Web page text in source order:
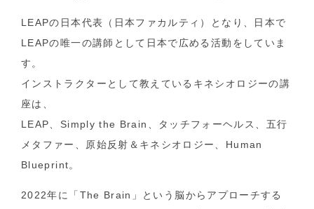
LEAPの日本代表（日本ファカルティ）となり、日本で
LEAPの唯一の講師として日本で広める活動をしていま
す。
インストラクターとして教えているキネシオロジーの講
座は、
LEAP、Simply the Brain、タッチフォーヘルス、五行
メタファー、原始反射＆キネシオロジー、Human
Blueprint。
2022年に「The Brain」という脳からアプローチする